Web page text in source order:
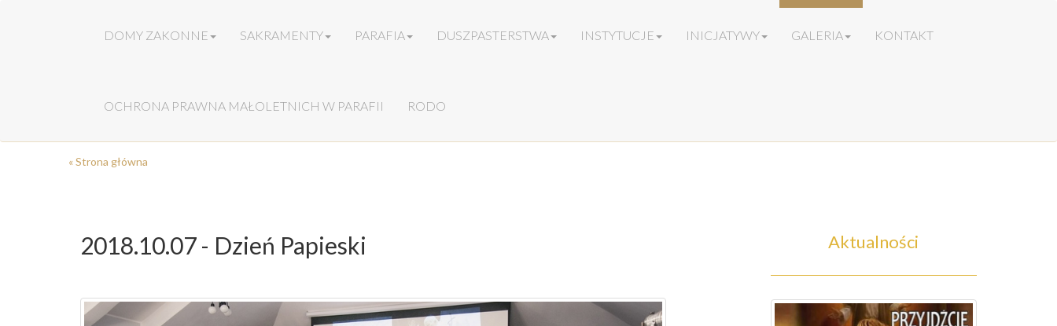
DOMY ZAKONNE SAKRAMENTY PARAFIA DUSZPASTERSTWA INSTYTUCJE INICJATYWY GALERIA KONTAKT
OCHRONA PRAWNA MAŁOLETNICH W PARAFII RODO
« Strona główna
2018.10.07 - Dzień Papieski Aktualności